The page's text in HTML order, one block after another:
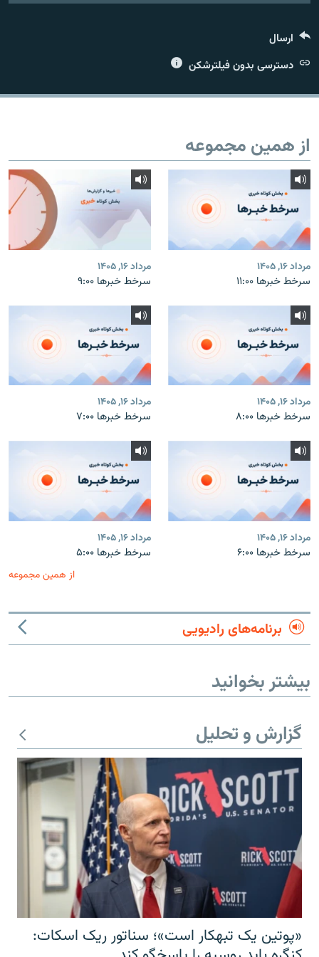
ارسال
دسترسی بدون فیلترشکن
از همین مجموعه
مرداد ۱۶, ۱۴۰۵
سرخط خبرها ۱۱:۰۰
مرداد ۱۶, ۱۴۰۵
سرخط خبرها ۹:۰۰
مرداد ۱۶, ۱۴۰۵
سرخط خبرها ۸:۰۰
مرداد ۱۶, ۱۴۰۵
سرخط خبرها ۷:۰۰
مرداد ۱۶, ۱۴۰۵
سرخط خبرها ۶:۰۰
مرداد ۱۶, ۱۴۰۵
سرخط خبرها ۵:۰۰
از همین مجموعه
برنامه‌های رادیویی
بیشتر بخوانید
گزارش و تحلیل
«پوتین یک تبهکار است»؛ سناتور ریک اسکات: